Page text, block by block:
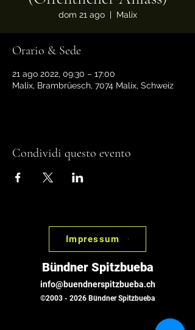
dom 21 ago
  |
Malix
Orario & Sede
21 ago 2022, 09:30 – 17:00
Malix, Brambrüesch, 7074 Malix, Schweiz
Condividi questo evento
Impressum
Bündner Spitzbueba
info@buendnerspitzbueba.ch
©2003 - 2026 Bündner Spitzbueba